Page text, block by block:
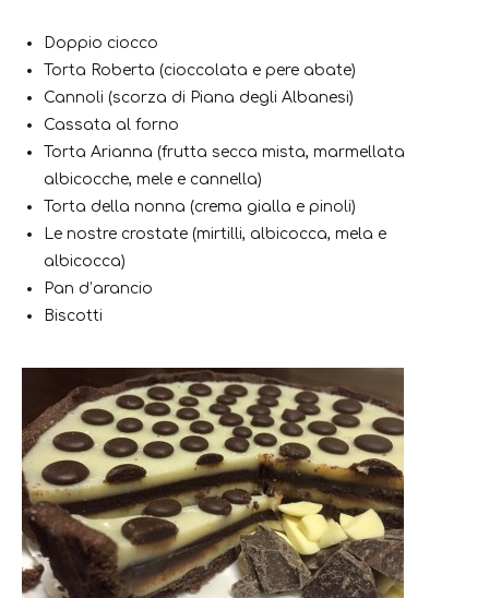
Doppio ciocco
Torta Roberta (cioccolata e pere abate)
Cannoli (scorza di Piana degli Albanesi)
Cassata al forno
Torta Arianna (frutta secca mista, marmellata
albicocche, mele e cannella)
Torta della nonna (crema gialla e pinoli)
Le nostre crostate (mirtilli, albicocca, mela e
albicocca)
Pan d’arancio
Biscotti